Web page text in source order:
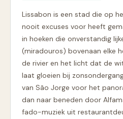
Lissabon is een stad die op
nooit excuses voor heeft
in hoeken die onverstandig
(miradouros) bovenaan elke
de rivier en het licht dat de
laat gloeien bij
van São Jorge voor het
dan naar beneden door
fado-muziek uit